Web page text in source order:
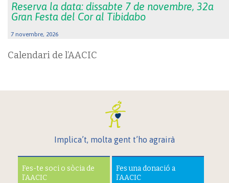
Reserva la data: dissabte 7 de novembre, 32a
Gran Festa del Cor al Tibidabo
7 novembre, 2026
Calendari de l’AACIC
Implica’t, molta gent t’ho agrairà
Fes-te soci o sòcia de
l’AACIC
Fes una donació a
l’AACIC